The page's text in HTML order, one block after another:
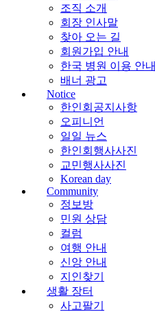
조직 소개
회장 인사말
찾아 오는 길
회원가입 안내
한국 병원 이용 안내
배너 광고
Notice
한인회공지사항
오피니언
일일 뉴스
한인회행사사진
교민행사사진
Korean day
Community
정보방
민원 상담
컬럼
여행 안내
신앙 안내
지인찾기
생활 장터
사고팔기